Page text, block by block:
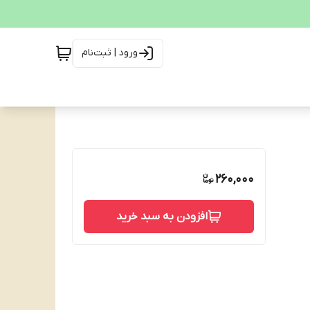
ورود | ثبت‌نام
260,000
افزودن به سبد خرید